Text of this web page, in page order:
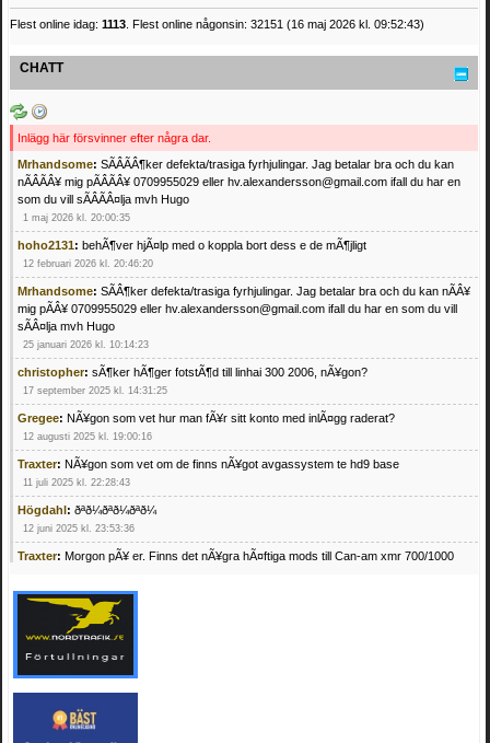
Flest online idag: 1113 . Flest online någonsin: 32151 (16 maj 2026 kl. 09:52:43)
CHATT
Inlägg här försvinner efter några dar.
Mrhandsome: SÃÂÃÂ¶ker defekta/trasiga fyrhjulingar. Jag betalar bra och du kan
nÃÂÃÂ¥ mig pÃÂÃÂ¥ 0709955029 eller hv.alexandersson@gmail.com ifall du har en
som du vill sÃÂÃÂ¤lja mvh Hugo
1 maj 2026 kl. 20:00:35
hoho2131: behÃ¶ver hjÃ¤lp med o koppla bort dess e de mÃ¶jligt
12 februari 2026 kl. 20:46:20
Mrhandsome: SÃÂ¶ker defekta/trasiga fyrhjulingar. Jag betalar bra och du kan nÃÂ¥
mig pÃÂ¥ 0709955029 eller hv.alexandersson@gmail.com ifall du har en som du vill
sÃÂ¤lja mvh Hugo
25 januari 2026 kl. 10:14:23
christopher: sÃ¶ker hÃ¶ger fotstÃ¶d till linhai 300 2006, nÃ¥gon?
17 september 2025 kl. 14:31:25
Gregee: NÃ¥gon som vet hur man fÃ¥r sitt konto med inlÃ¤gg raderat?
12 augusti 2025 kl. 19:00:16
Traxter: NÃ¥gon som vet om de finns nÃ¥got avgassystem te hd9 base
11 juli 2025 kl. 22:28:43
Högdahl: ðªð¼ðªð¼ðªð¼
12 juni 2025 kl. 23:53:36
Traxter: Morgon pÃ¥ er. Finns det nÃ¥gra hÃ¤ftiga mods till Can-am xmr 700/1000
Mrhandsome:SÃ¶ker defekta/trasiga fyrhjulingar. Jag betalar bra och du kan nÃ¥ mig
pÃ¥ 0709955029 eller hv.alexandersson@gmail.com ifall du har en som du vill sÃ¤lja
mvh Hugo
21 februari 2025 kl. 09:25:52
Oscar5:NÃ¥gon som vet vad man kan begÃ¤ra fÃ¶r en Honda TRX 350 FE 2005
4 februari 2025 kl. 19:20:50